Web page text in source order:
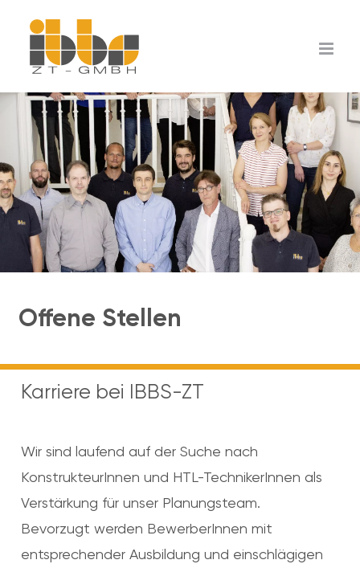
Inhalt
springen
Offene Stellen
Karriere bei IBBS-ZT
Wir sind laufend auf der Suche nach
KonstrukteurInnen und HTL-TechnikerInnen als
Verstärkung für unser Planungsteam.
Bevorzugt werden BewerberInnen mit
entsprechender Ausbildung und einschlägigen